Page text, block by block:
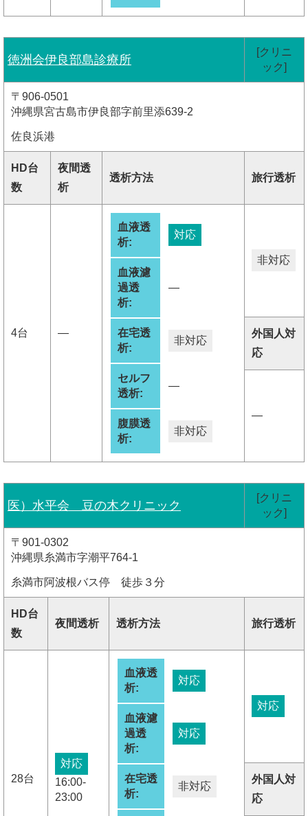
徳洲会伊良部島診療所
[クリニ
ック]
〒906-0501
沖縄県宮古島市伊良部字前里添639-2
佐良浜港
HD台
数
夜間透
析
透析方法 旅行透析
4台 ―
血液透
析:
対応
血液濾
過透
析:
―
在宅透
析:
非対応
セルフ
透析:
―
腹膜透
析:
非対応
非対応
外国人対
応
―
医）水平会 豆の木クリニック
[クリニ
ック]
〒901-0302
沖縄県糸満市字潮平764-1
糸満市阿波根バス停 徒歩３分
HD台
数
夜間透析 透析方法 旅行透析
28台
対応
16:00-
23:00
血液透
析:
対応
血液濾
過透
析:
対応
在宅透
析:
非対応
対応
外国人対
応